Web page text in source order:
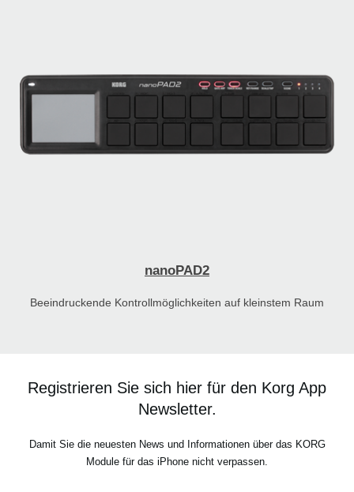
nanoPAD2
Beeindruckende Kontrollmöglichkeiten auf kleinstem Raum
Registrieren Sie sich hier für den Korg App
Newsletter.
Damit Sie die neuesten News und Informationen über das KORG
Module für das iPhone nicht verpassen.